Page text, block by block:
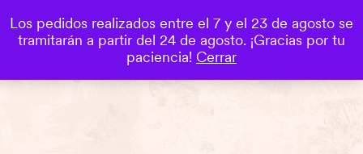
0
Los pedidos realizados entre el 7 y el 23 de agosto se
tramitarán a partir del 24 de agosto. ¡Gracias por tu
paciencia! Cerrar